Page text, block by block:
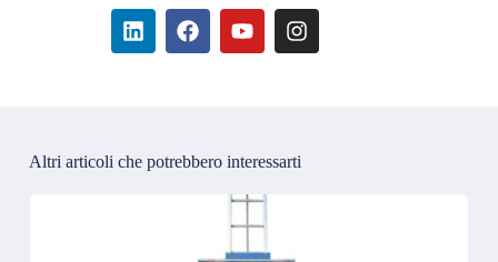
Altri articoli che potrebbero interessarti